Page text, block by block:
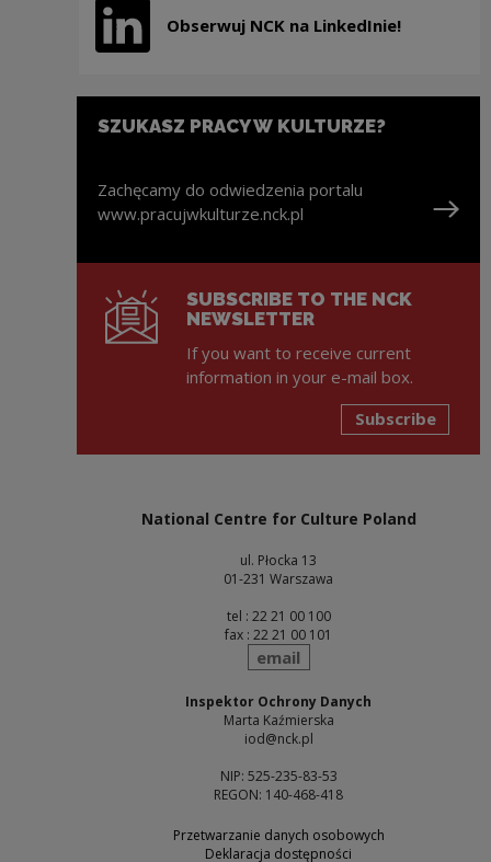
Obserwuj NCK na LinkedInie!
Note, the link will open in a new window
SZUKASZ PRACY W KULTURZE?
Zachęcamy do odwiedzenia portalu
www.pracujwkulturze.nck.pl
SUBSCRIBE TO THE NCK
NEWSLETTER
If you want to receive current
information in your e-mail box.
Subscribe
National Centre for Culture Poland
ul. Płocka 13
01-231 Warszawa
tel : 22 21 00 100
fax : 22 21 00 101
send
email
Inspektor Ochrony Danych
Marta Kaźmierska
iod@nck.pl
NIP: 525-235-83-53
REGON: 140-468-418
Przetwarzanie danych osobowych
Deklaracja dostępności